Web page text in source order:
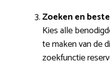
Zoeken en
Kies alle
te maken van de
zoekfunctie